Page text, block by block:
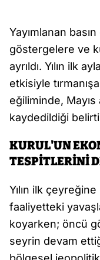
Yayımlanan
göstergelere ve
ayrıldı. Yılın ilk
etkisiyle
eğiliminde, Mayıs
kaydedildiği
KURUL'UN
TESPİTLERİNİ
Yılın ilk
faaliyetteki
koyarken; öncü
seyrin devam